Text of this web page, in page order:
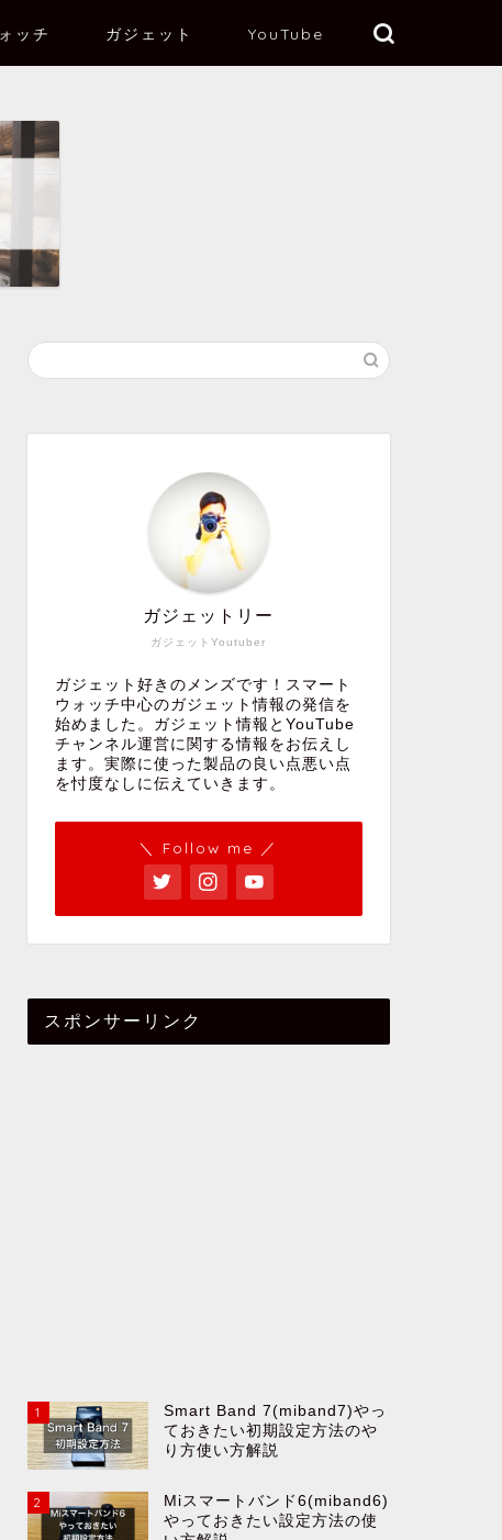
ッチ ガジェット YouTube
ガジェットYoutuber
ガジェットリー
ガジェット好きのメンズです！スマート
ウォッチ中心のガジェット情報の発信を
始めました。ガジェット情報とYouTube
チャンネル運営に関する情報をお伝えし
ます。実際に使った製品の良い点悪い点
を忖度なしに伝えていきます。
＼ Follow me ／
スポンサーリンク
1
Smart Band 7(miband7)やっ
ておきたい初期設定方法のや
り方使い方解説
2
Miスマートバンド6(miband6)
やっておきたい設定方法の使